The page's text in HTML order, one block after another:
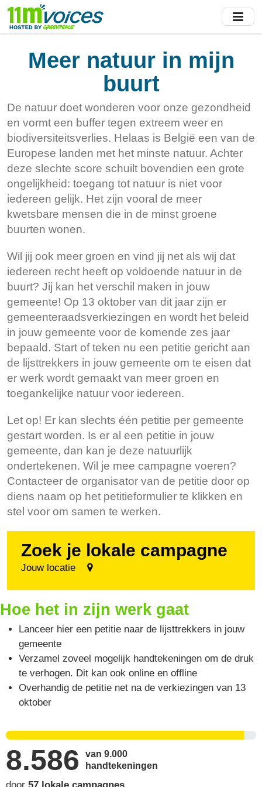
Skip
main
contentMeer natuur in mijn
buurt
De natuur doet wonderen voor onze gezondheid
en vormt een buffer tegen extreem weer en
biodiversiteitsverlies. Helaas is België een van de
Europese landen met het minste natuur. Achter
deze slechte score schuilt bovendien een grote
ongelijkheid: toegang tot natuur is niet voor
iedereen gelijk. Het zijn vooral de meer
kwetsbare mensen die in de minst groene
buurten wonen.
Wil jij ook meer groen en vind jij net als wij dat
iedereen recht heeft op voldoende natuur in de
buurt? Jij kan het verschil maken in jouw
gemeente! Op 13 oktober van dit jaar zijn er
gemeenteraadsverkiezingen en wordt het beleid
in jouw gemeente voor de komende zes jaar
bepaald. Start of teken nu een petitie gericht aan
de lijsttrekkers in jouw gemeente om te eisen dat
er werk wordt gemaakt van meer groen en
toegankelijke natuur voor iedereen.
Let op! Er kan slechts één petitie per gemeente
gestart worden. Is er al een petitie in jouw
gemeente, dan kan je deze natuurlijk
ondertekenen. Wil je mee campagne voeren?
Contacteer de organisator van de petitie door op
diens naam op het petitieformulier te klikken en
stel voor om samen te werken.
Zoek je lokale campagne
Jouw locatie
Hoe het in zijn werk gaat
Lanceer hier een petitie naar de lijsttrekkers in jouw
gemeente
Verzamel zoveel mogelijk handtekeningen om de druk
te verhogen. Dit kan ook online en offline
Overhandig de petitie net na de verkiezingen van 13
oktober
8.586
van 9.000
handtekeningen